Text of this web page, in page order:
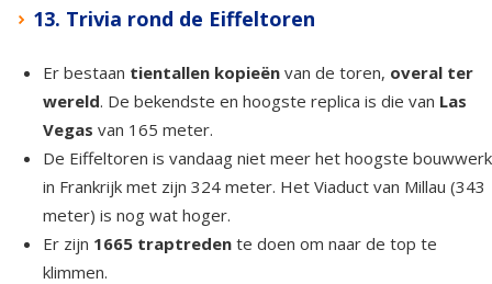
13. Trivia rond de Eiffeltoren
Er bestaan tientallen kopieën van de toren, overal ter
wereld. De bekendste en hoogste replica is die van Las
Vegas van 165 meter.
De Eiffeltoren is vandaag niet meer het hoogste bouwwerk
in Frankrijk met zijn 324 meter. Het Viaduct van Millau (343
meter) is nog wat hoger.
Er zijn 1665 traptreden te doen om naar de top te
klimmen.